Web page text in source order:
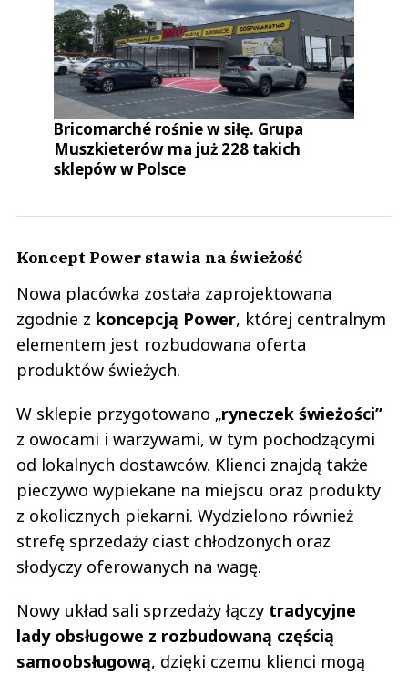
Bricomarché rośnie w siłę. Grupa
Muszkieterów ma już 228 takich
sklepów w Polsce
Koncept Power stawia na świeżość
Nowa placówka została zaprojektowana
zgodnie z koncepcją Power, której centralnym
elementem jest rozbudowana oferta
produktów świeżych.
W sklepie przygotowano „ryneczek świeżości”
z owocami i warzywami, w tym pochodzącymi
od lokalnych dostawców. Klienci znajdą także
pieczywo wypiekane na miejscu oraz produkty
z okolicznych piekarni. Wydzielono również
strefę sprzedaży ciast chłodzonych oraz
słodyczy oferowanych na wagę.
Nowy układ sali sprzedaży łączy tradycyjne
lady obsługowe z rozbudowaną częścią
samoobsługową, dzięki czemu klienci mogą